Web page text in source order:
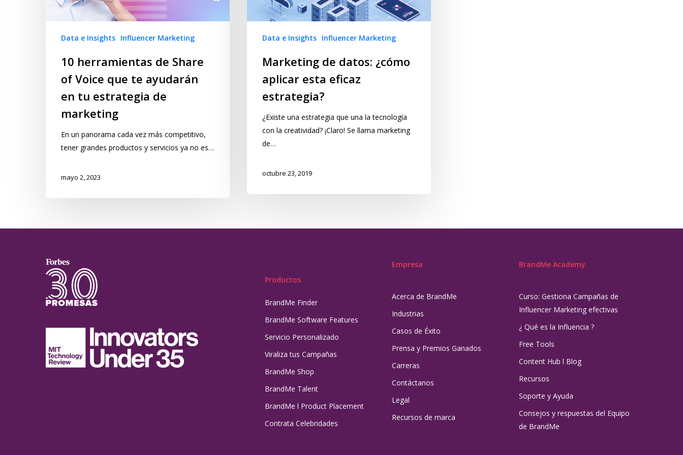
Data e Insights Influencer Marketing
10 herramientas de Share
of Voice que te ayudarán
en tu estrategia de
marketing
En un panorama cada vez más competitivo,
tener grandes productos y servicios ya no es…
mayo 2, 2023
Data e Insights Influencer Marketing
Marketing de datos: ¿cómo
aplicar esta eficaz
estrategia?
¿Existe una estrategia que una la tecnología
con la creatividad? ¡Claro! Se llama marketing
de…
octubre 23, 2019
Productos
BrandMe Finder
BrandMe Software Features
Servicio Personalizado
Viraliza tus Campañas
BrandMe Shop
BrandMe Talent
BrandMe l Product Placement
Contrata Celebridades
Empresa
Acerca de BrandMe
Industrias
Casos de Éxito
Prensa y Premios Ganados
Carreras
Contáctanos
Legal
Recursos de marca
BrandMe Academy
Curso: Gestiona Campañas de
Influencer Marketing efectivas
¿ Qué es la Influencia ?
Free Tools
Content Hub l Blog
Recursos
Soporte y Ayuda
Consejos y respuestas del Equipo
de BrandMe